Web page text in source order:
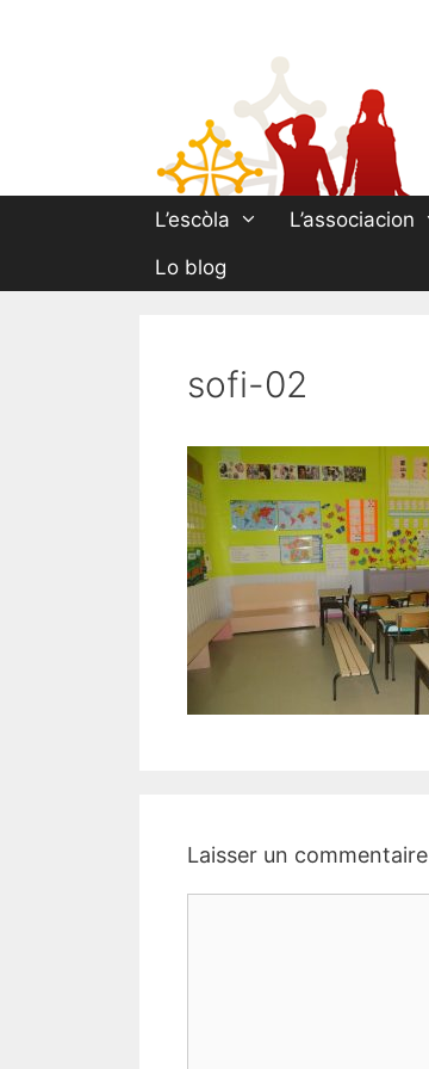
L’escòla L’associacion
Lo blog
sofi-02
Laisser un commentaire